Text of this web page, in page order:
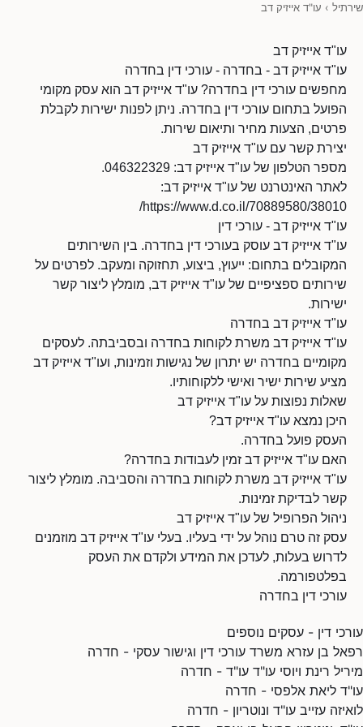
שירתיל › עו"ד אייזיק דב
עו"ד אייזיק דב
עו"ד אייזיק דב - בחדרה - עורכי דין בחדרה
מחפשים עורכי דין בחדרה? עו"ד אייזיק דב הוא עסק מקומי
הפועל בתחום עורכי דין בחדרה. ניתן לפנות ישירות לקבלת
פרטים, הצעות מחיר ותיאום שירות.
יצירת קשר עם עו"ד אייזיק דב
מספר הטלפון של עו"ד אייזיק דב: 046322329.
לאתר האינטרנט של עו"ד אייזיק דב:
https://www.d.co.il/70889580/38010/
עו"ד אייזיק דב - עורכי דין
עו"ד אייזיק דב עוסק בעורכי דין בחדרה. בין השירותים
המקובלים בתחום: ייעוץ, ביצוע, תחזוקה ומעקב. לפרטים על
שירותים ספציפיים של עו"ד אייזיק דב, מומלץ ליצור קשר
ישירות.
עו"ד אייזיק דב בחדרה
עו"ד אייזיק דב משרת לקוחות בחדרה ובסביבתה. לעסקים
מקומיים בחדרה יש יתרון של נגישות וזמינות, ועו"ד אייזיק דב
מציע שירות ישיר ואישי ללקוחותיו.
שאלות נפוצות על עו"ד אייזיק דב
היכן נמצא עו"ד אייזיק דב?
העסק פועל בחדרה.
האם עו"ד אייזיק דב זמין לעבודות בחדרה?
עו"ד אייזיק דב משרת לקוחות בחדרה והסביבה. מומלץ ליצור
קשר לבדיקת זמינות.
ניהול הפרופיל של עו"ד אייזיק דב
עסק זה טרם נוהל על ידי בעליו. בעלי עו"ד אייזיק דב מוזמנים
לדרוש בעלות, לעדכן את המידע ולקדם את העסק
בפלטפורמה.
עורכי דין בחדרה
עורכי דין - עסקים נוספים
רפאל בן עזרא משרד עורכי דין וגישור עסקי - חדרה
מיריל רינת ויוסי עו"ד עו"ד - חדרה
עו"ד ליאת אלפסי - חדרה
לואיזה עזייב עו"ד ונוטריון - חדרה